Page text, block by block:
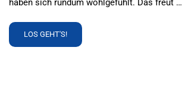
haben sich rundum wohlgefühlt. Das freut …
READ
MORE
LOS GEHT'S!